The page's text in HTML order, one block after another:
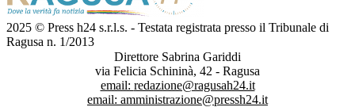
2025 © Press h24 s.r.l.s. - Testata registrata presso il Tribunale di
Ragusa n. 1/2013
Direttore Sabrina Gariddi
via Felicia Schininà, 42 - Ragusa
email: redazione@ragusah24.it
email: amministrazione@pressh24.it